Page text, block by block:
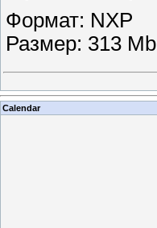
Формат: NXP
Размер: 313 Mb
Calendar